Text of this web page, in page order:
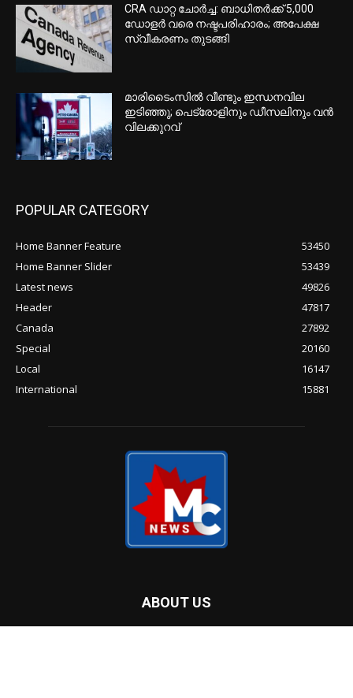
CRA ഡാറ്റ ചോർച്ച: ബാധിതർക്ക് 5,000
ഡോളർ വരെ നഷ്ടപരിഹാരം; അപേക്ഷ
സ്വീകരണം തുടങ്ങി
മാരിടൈംസിൽ വീണ്ടും ഇന്ധനവില
ഇടിഞ്ഞു; പെട്രോളിനും ഡീസലിനും വൻ
വിലക്കുറവ്
POPULAR CATEGORY
Home Banner Feature
53450
Home Banner Slider
53439
Latest news
49826
Header
47817
Canada
27892
Special
20160
Local
16147
International
15881
ABOUT US